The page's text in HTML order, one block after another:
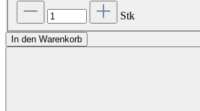
Stk
In den Warenkorb